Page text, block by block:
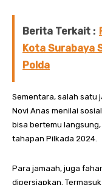
Berita Terkait :
Kota Surabaya
Polda
Sementara, salah satu
Novi Anas menilai
bisa bertemu
tahapan Pilkada 2024.
Para jamaah, juga
dipersiapkan.